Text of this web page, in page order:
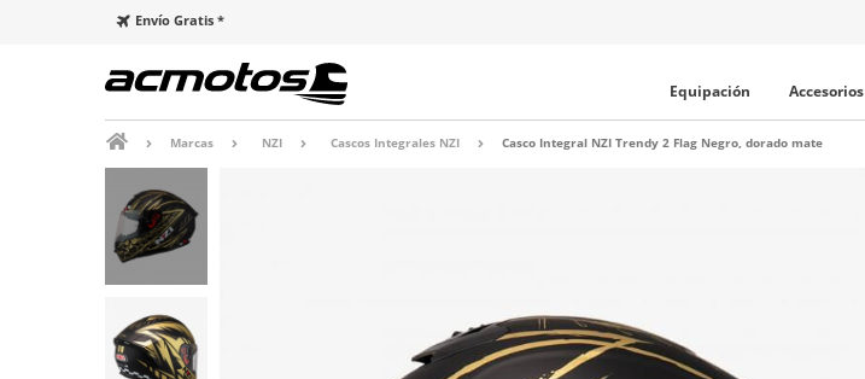
Envío Gratis *
Equipación Accesorios
Marcas NZI Cascos Integrales NZI Casco Integral NZI Trendy 2 Flag Negro, dorado mate